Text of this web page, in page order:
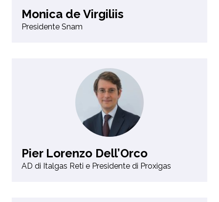
Monica de Virgiliis
Presidente Snam
Pier Lorenzo Dell’Orco
AD di Italgas Reti e Presidente di Proxigas